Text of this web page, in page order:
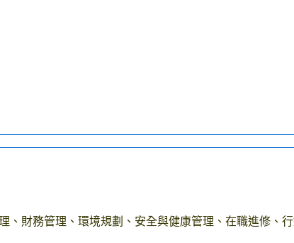
、財務管理、環境規劃、安全與健康管理、在職進修、